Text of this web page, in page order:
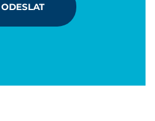
ODESLAT